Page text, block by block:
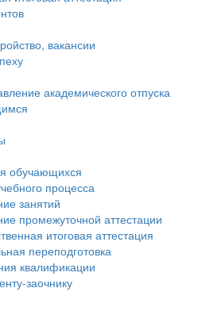
вакансии
академического отпуска
обучающихся
процесса
занятий
промежуточной аттестации
итоговая аттестация
переподготовка
квалификации
заочнику